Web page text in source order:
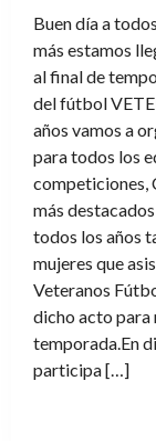
Buen día a
más estamos
al final de
del fútbol
años vamos a
para todos los
competiciones,
más
todos los años
mujeres que
Veteranos
dicho acto
temporada.En
participa […]